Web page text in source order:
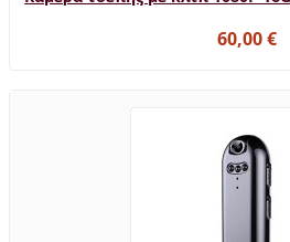
60,00 €